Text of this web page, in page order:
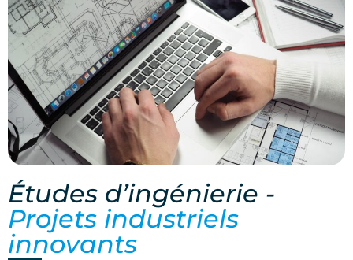
Études d’ingénierie -
Projets industriels
innovants